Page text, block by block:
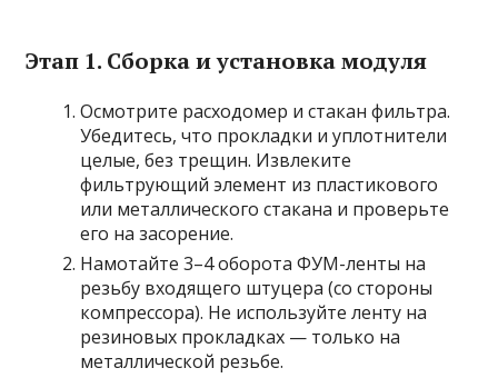
Этап 1. Сборка и установка модуля
Осмотрите расходомер и стакан фильтра.
Убедитесь, что прокладки и уплотнители
целые, без трещин. Извлеките
фильтрующий элемент из пластикового
или металлического стакана и проверьте
его на засорение.
Намотайте 3–4 оборота ФУМ-ленты на
резьбу входящего штуцера (со стороны
компрессора). Не используйте ленту на
резиновых прокладках — только на
металлической резьбе.